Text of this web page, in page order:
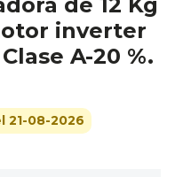
inverter
A-20 %.
21-08-2026